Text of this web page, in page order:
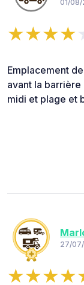
01/
Emplacement
avant la
midi et plage et
27/